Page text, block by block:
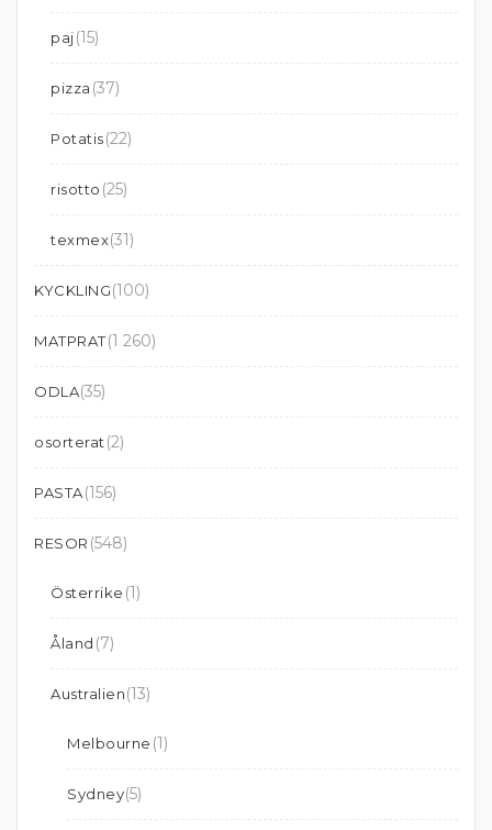
paj(15)
pizza (37)
Potatis(22)
risotto (25)
texmex(31)
KYCKLING(100)
MATPRAT(1 260)
ODLA(35)
osorterat (2)
PASTA(156)
RESOR (548)
Österrike (1)
Åland (7)
Australien(13)
Melbourne (1)
Sydney(5)